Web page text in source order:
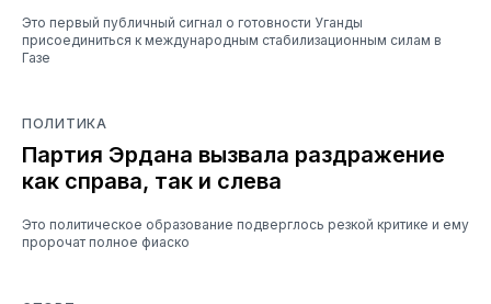
Это первый публичный сигнал о готовности Уганды
присоединиться к международным стабилизационным силам в
Газе
ПОЛИТИКА
Партия Эрдана вызвала раздражение
как справа, так и слева
Это политическое образование подверглось резкой критике и ему
пророчат полное фиаско